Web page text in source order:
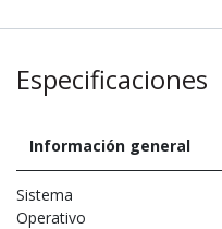
Especificaciones
Información general
Sistema
Operativo